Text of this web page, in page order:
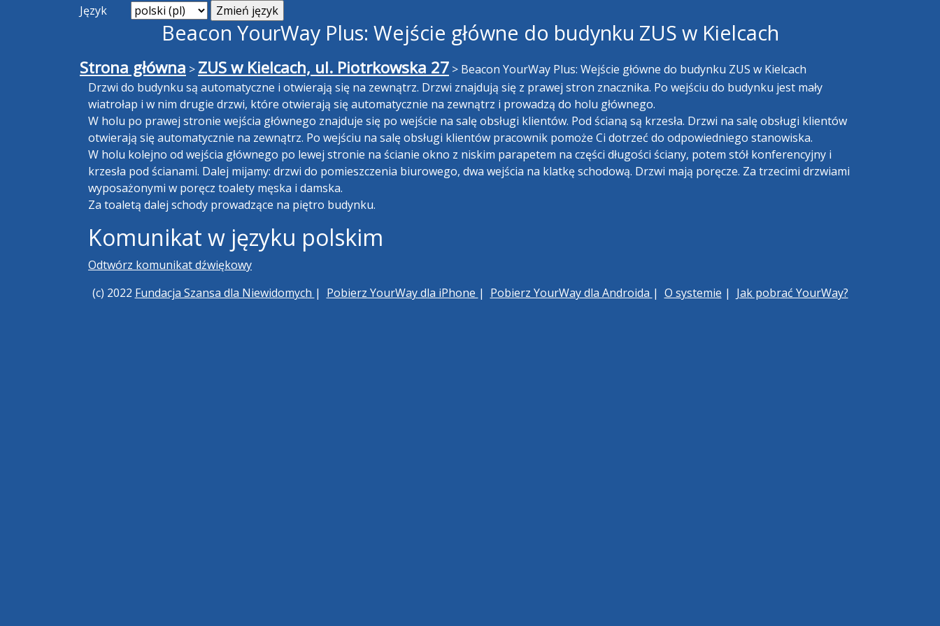
Język
Beacon YourWay Plus: Wejście główne do budynku ZUS w Kielcach
Strona główna > ZUS w Kielcach, ul. Piotrkowska 27 > Beacon YourWay Plus: Wejście główne do budynku ZUS w Kielcach
Drzwi do budynku są automatyczne i otwierają się na zewnątrz. Drzwi znajdują się z prawej stron znacznika. Po wejściu do budynku jest mały
wiatrołap i w nim drugie drzwi, które otwierają się automatycznie na zewnątrz i prowadzą do holu głównego.
W holu po prawej stronie wejścia głównego znajduje się po wejście na salę obsługi klientów. Pod ścianą są krzesła. Drzwi na salę obsługi klientów
otwierają się automatycznie na zewnątrz. Po wejściu na salę obsługi klientów pracownik pomoże Ci dotrzeć do odpowiedniego stanowiska.
W holu kolejno od wejścia głównego po lewej stronie na ścianie okno z niskim parapetem na części długości ściany, potem stół konferencyjny i
krzesła pod ścianami. Dalej mijamy: drzwi do pomieszczenia biurowego, dwa wejścia na klatkę schodową. Drzwi mają poręcze. Za trzecimi drzwiami
wyposażonymi w poręcz toalety męska i damska.
Za toaletą dalej schody prowadzące na piętro budynku.
Komunikat w języku polskim
Odtwórz komunikat dźwiękowy
(c) 2022 Fundacja Szansa dla Niewidomych | Pobierz YourWay dla iPhone | Pobierz YourWay dla Androida | O systemie | Jak pobrać YourWay?